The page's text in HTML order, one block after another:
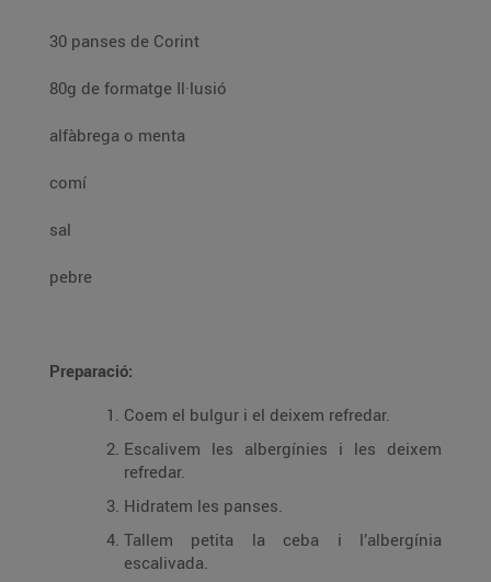
30 panses de Corint
80g de formatge Il·lusió
alfàbrega o menta
comí
sal
pebre
Preparació:
Coem el bulgur i el deixem refredar.
Escalivem les albergínies i les deixem
refredar.
Hidratem les panses.
Tallem petita la ceba i l’albergínia
escalivada.